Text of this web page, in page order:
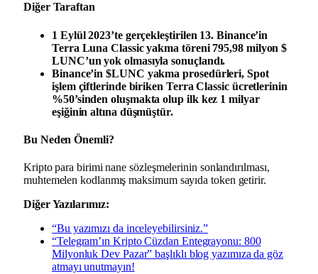
Diğer Taraftan
1 Eylül 2023’te gerçekleştirilen 13. Binance’in
Terra Luna Classic yakma töreni 795,98 milyon $
LUNC’un yok olmasıyla sonuçlandı.
Binance’in $LUNC yakma prosedürleri, Spot
işlem çiftlerinde biriken Terra Classic ücretlerinin
%50’sinden oluşmakta olup ilk kez 1 milyar
eşiğinin altına düşmüştür.
Bu Neden Önemli?
Kripto para birimi nane sözleşmelerinin sonlandırılması,
muhtemelen kodlanmış maksimum sayıda token getirir.
Diğer Yazılarımız:
“Bu yazımızı da inceleyebilirsiniz.”
“Telegram’ın Kripto Cüzdan Entegrayonu: 800
Milyonluk Dev Pazar” başlıklı blog yazımıza da göz
atmayı unutmayın!